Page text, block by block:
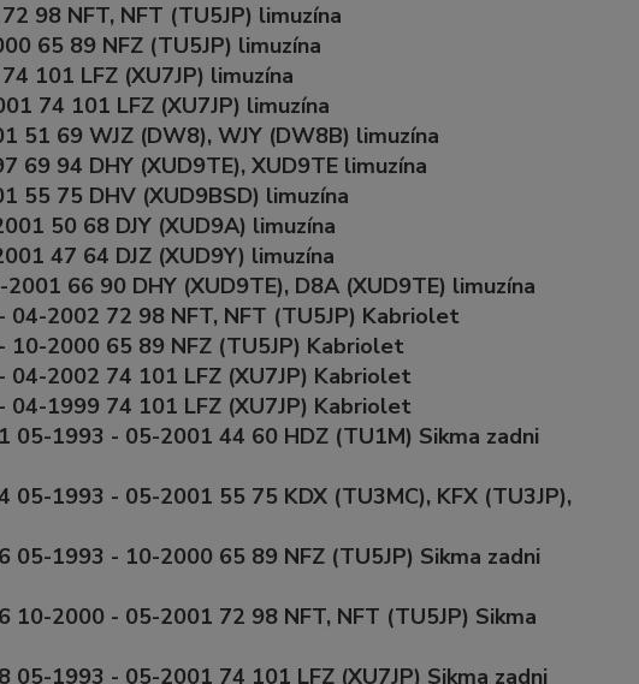
98 NFT, NFT (TU5JP) limuzína
65 89 NFZ (TU5JP) limuzína
101 LFZ (XU7JP) limuzína
74 101 LFZ (XU7JP) limuzína
51 69 WJZ (DW8), WJY (DW8B) limuzína
69 94 DHY (XUD9TE), XUD9TE limuzína
55 75 DHV (XUD9BSD) limuzína
50 68 DJY (XUD9A) limuzína
47 64 DJZ (XUD9Y) limuzína
66 90 DHY (XUD9TE), D8A (XUD9TE) limuzína
04-2002 72 98 NFT, NFT (TU5JP) Kabriolet
10-2000 65 89 NFZ (TU5JP) Kabriolet
04-2002 74 101 LFZ (XU7JP) Kabriolet
04-1999 74 101 LFZ (XU7JP) Kabriolet
05-1993 - 05-2001 44 60 HDZ (TU1M) Sikma zadni
05-1993 - 05-2001 55 75 KDX (TU3MC), KFX (TU3JP),
05-1993 - 10-2000 65 89 NFZ (TU5JP) Sikma zadni
10-2000 - 05-2001 72 98 NFT, NFT (TU5JP) Sikma
05-1993 - 05-2001 74 101 LFZ (XU7JP) Sikma zadni